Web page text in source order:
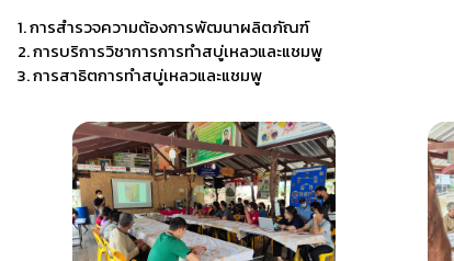
1. การสำรวจความต้องการพัฒนาผลิตภัณฑ์
2. การบริการวิชาการการทำสบู่เหลวและแชมพู
3. การสาธิตการทำสบู่เหลวและแชมพู